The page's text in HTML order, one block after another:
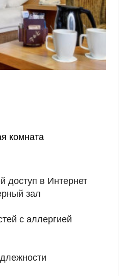
комната
доступ в Интернет
зал
с аллергией